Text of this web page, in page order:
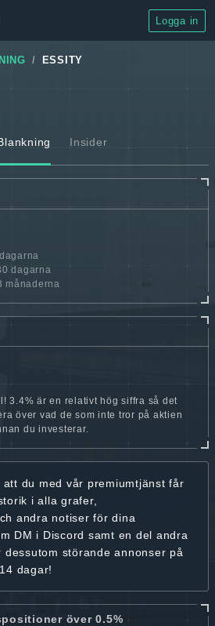
Logga in
ESSITY
Insider
dagarna
månaderna
3.4% är en relativt hög siffra så det
över vad de som inte tror på aktien
du investerar.
att du med vår premiumtjänst får
i alla grafer,
andra notiser för dina
DM i Discord samt en del andra
störande annonser på
dagar!
över 0.5%